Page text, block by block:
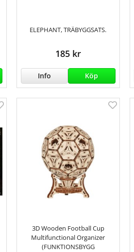
ELEPHANT, TRÄBYGGSATS.
185 kr
Info Köp
3D Wooden Football Cup
Multifunctional Organizer
(FUNKTIONSBYGG